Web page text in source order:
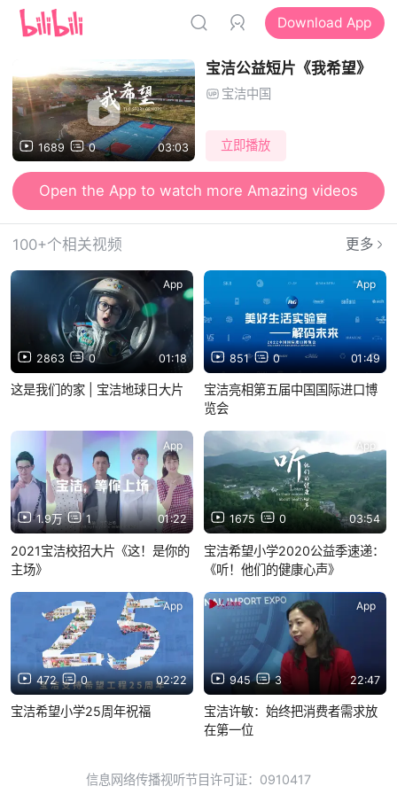
Download App
1689 0 03:03
宝洁公益短片《我希望》
宝洁中国
立即播放
Open the App to watch more Amazing videos
100+个相关视频 更多
2863 0 01:18
App
这是我们的家 | 宝洁地球日大片
851 0 01:49
App
宝洁亮相第五届中国国际进口博
览会
1.9万 1 01:22
App
2021宝洁校招大片《这！是你的
主场》
1675 0 03:54
App
宝洁希望小学2020公益季速递：
《听！他们的健康心声》
472 0 02:22
App
宝洁希望小学25周年祝福
945 3 22:47
App
宝洁许敏：始终把消费者需求放
在第一位
信息网络传播视听节目许可证：0910417